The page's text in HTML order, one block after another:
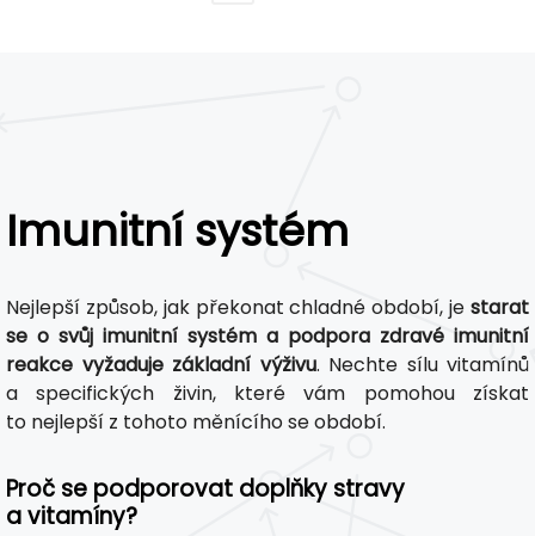
Imunitní systém
Nejlepší způsob, jak překonat chladné období, je starat
se o svůj imunitní systém a podpora zdravé imunitní
reakce vyžaduje základní výživu. Nechte sílu vitamínů
a specifických živin, které vám pomohou získat
to nejlepší z tohoto měnícího se období.
Proč se podporovat doplňky stravy
a vitamíny?